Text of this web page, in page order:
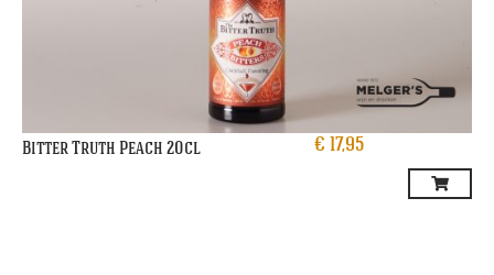
Bitter Truth Peach 20cl € 17,95